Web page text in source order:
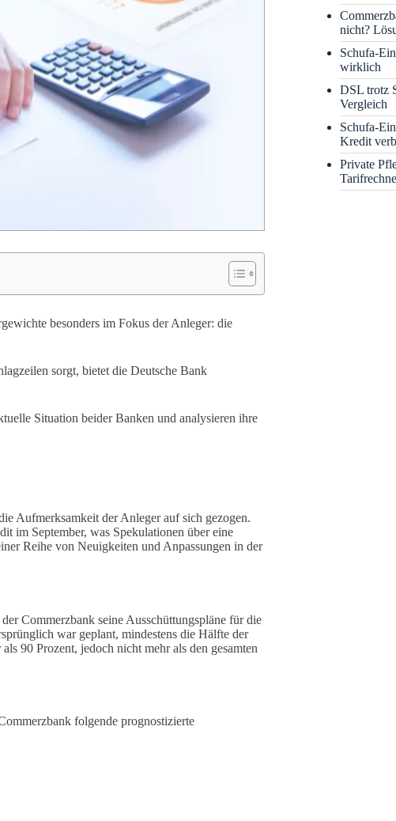
besonders im Fokus der Anleger: die
sorgt, bietet die Deutsche Bank
Situation beider Banken und analysieren ihre
Aufmerksamkeit der Anleger auf sich gezogen.
im September, was Spekulationen über eine
Reihe von Neuigkeiten und Anpassungen in der
Commerzbank seine Ausschüttungspläne für die
war geplant, mindestens die Hälfte der
90 Prozent, jedoch nicht mehr als den gesamten
folgende prognostizierte
nicht?
Schufa-
wirklich
DSL trotz
Vergleich
Schufa-
Kredit
Private